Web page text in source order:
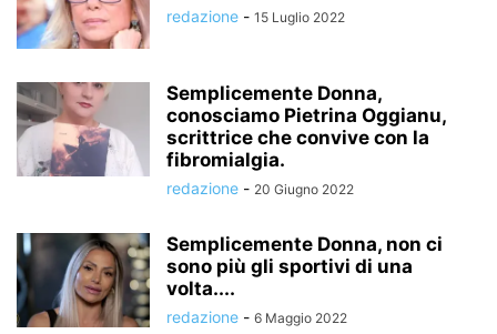
redazione - 15 Luglio 2022
Semplicemente Donna,
conosciamo Pietrina Oggianu,
scrittrice che convive con la
fibromialgia.
redazione - 20 Giugno 2022
Semplicemente Donna, non ci
sono più gli sportivi di una
volta....
redazione - 6 Maggio 2022